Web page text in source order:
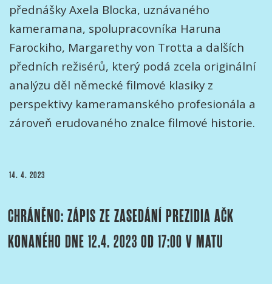
přednášky Axela Blocka, uznávaného
kameramana, spolupracovníka Haruna
Farockiho, Margarethy von Trotta a dalších
předních režisérů, který podá zcela originální
analýzu děl německé filmové klasiky z
perspektivy kameramanského profesionála a
zároveň erudovaného znalce filmové historie.
PUBLIKOVÁNO
14. 4. 2023
CHRÁNĚNO: ZÁPIS ZE ZASEDÁNÍ PREZIDIA AČK
KONANÉHO DNE 12.4. 2023 OD 17:00 V MATU